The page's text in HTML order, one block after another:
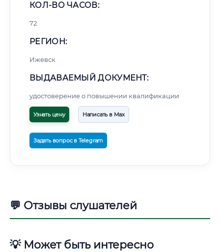
КОЛ-ВО ЧАСОВ:
72
РЕГИОН:
Ижевск
ВЫДАВАЕМЫЙ ДОКУМЕНТ:
удостоверение о повышении квалификации
Узнать цену Написать в Max
Задать вопрос в Telegram
💬 Отзывы слушателей
💡 Может быть интересно